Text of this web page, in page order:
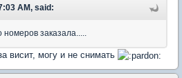
AM, said:
заказала.....
висит, могу и не снимать